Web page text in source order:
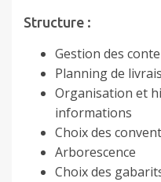
Structure :
Gestion des
Planning de
Organisation et
informations
Choix des
Arborescence
Choix des